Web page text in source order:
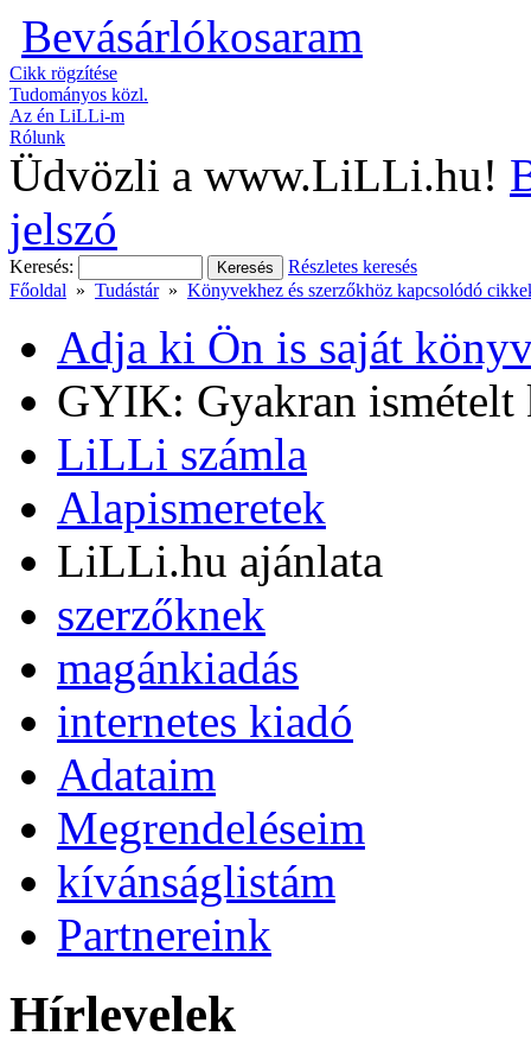
Bevásárlókosaram
Cikk rögzítése
Tudományos közl.
Az én LiLLi-m
Rólunk
Üdvözli a www.LiLLi.hu!
jelszó
Keresés:
Részletes keresés
Főoldal » Tudástár» Könyvekhez és szerzőkhöz kapcsolódó
Adja ki Ön is saját
GYIK: Gyakran ismételt
LiLLi számla
Alapismeretek
LiLLi.hu ajánlata
szerzőknek
magánkiadás
internetes kiadó
Adataim
Megrendeléseim
kívánságlistám
Partnereink
Hírlevelek